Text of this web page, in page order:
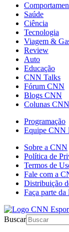
Saúde
Ciência
Tecnologia
Viagem &
Review
Auto
Educação
CNN Talks
Fórum CNN
Blogs CNN
Colunas CNN
Programação
Equipe CNN
Sobre a CNN
Política de
Termos de
Fale com a
Distribuição
Faça parte
Buscar